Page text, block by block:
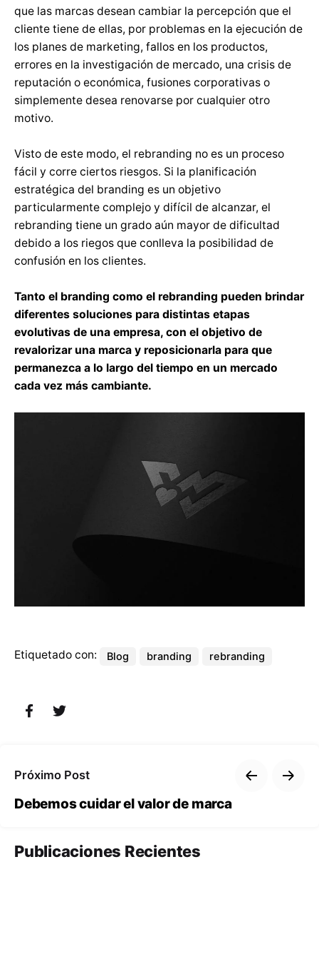
que las marcas desean cambiar la percepción que el
cliente tiene de ellas, por problemas en la ejecución de
los planes de marketing, fallos en los productos,
errores en la investigación de mercado, una crisis de
reputación o económica, fusiones corporativas o
simplemente desea renovarse por cualquier otro
motivo.
Visto de este modo, el rebranding no es un proceso
fácil y corre ciertos riesgos. Si la planificación
estratégica del branding es un objetivo
particularmente complejo y difícil de alcanzar, el
rebranding tiene un grado aún mayor de dificultad
debido a los riegos que conlleva la posibilidad de
confusión en los clientes.
Tanto el branding como el rebranding pueden brindar
diferentes soluciones para distintas etapas
evolutivas de una empresa, con el objetivo de
revalorizar una marca y reposicionarla para que
permanezca a lo largo del tiempo en un mercado
cada vez más cambiante.
Etiquetado con: Blog branding rebranding
Próximo Post
Debemos cuidar el valor de marca
Publicaciones Recientes